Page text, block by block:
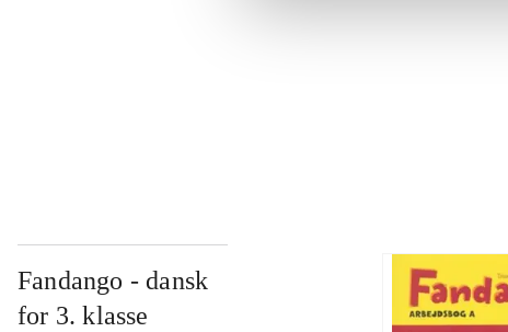
Fandango - dansk
for 3. klasse